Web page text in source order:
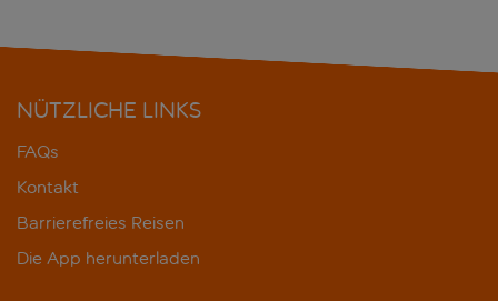
NÜTZLICHE LINKS
FAQs
Kontakt
Barrierefreies Reisen
Die App herunterladen